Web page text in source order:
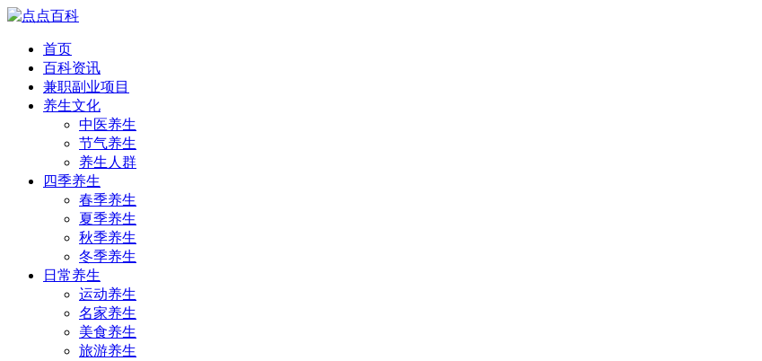
首页
百科资讯
兼职副业项目
养生文化
中医养生
节气养生
养生人群
四季养生
春季养生
夏季养生
秋季养生
冬季养生
日常养生
运动养生
名家养生
美食养生
旅游养生